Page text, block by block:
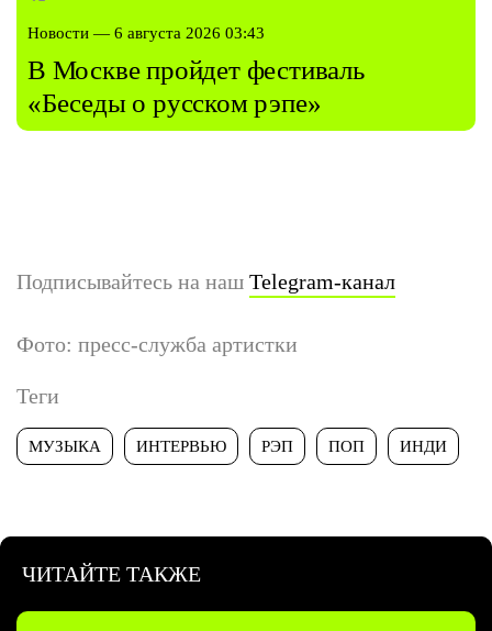
Новости — 6 августа 2026 03:43
В Москве пройдет фестиваль
«Беседы о русском рэпе»
Подписывайтесь на наш Telegram-канал
Фото: пресс-служба артистки
Теги
МУЗЫКА ИНТЕРВЬЮ РЭП ПОП ИНДИ
ЧИТАЙТЕ ТАКЖЕ